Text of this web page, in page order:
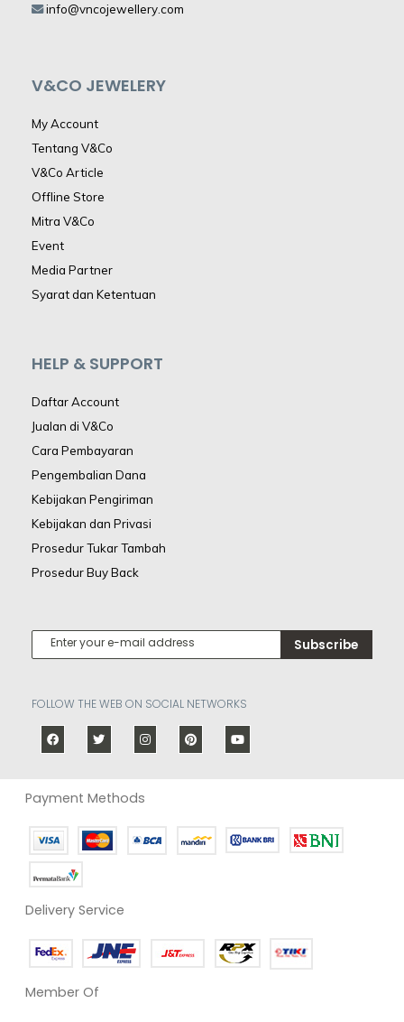
V&CO JEWELERY
My Account
Tentang V&Co
V&Co Article
Offline Store
Mitra V&Co
Event
Media Partner
Syarat dan Ketentuan
HELP & SUPPORT
Daftar Account
Jualan di V&Co
Cara Pembayaran
Pengembalian Dana
Kebijakan Pengiriman
Kebijakan dan Privasi
Prosedur Tukar Tambah
Prosedur Buy Back
info@vncojewellery.com
Subscribe
FOLLOW THE WEB ON SOCIAL NETWORKS
Payment Methods
Delivery Service
Member Of